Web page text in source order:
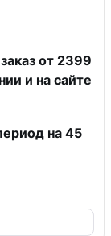
от 2399
и на сайте
на 45